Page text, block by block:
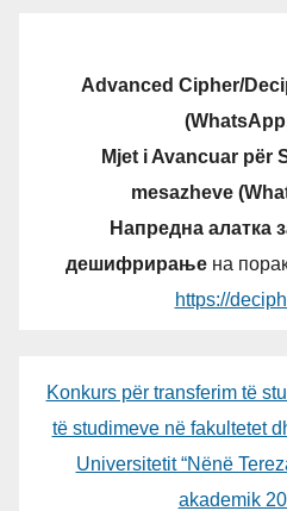
Advanced Cipher/
Mjet i Avancuar për
mesazheve
Напредна алатка
дешифрирањена
https://
Konkurs për transferim të
të studimeve në fakultetet
Universitetit “Nënë
akademik